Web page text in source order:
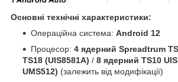
Основні технічні характеристики:
Операційна система: Android 12
Процесор: 4 ядерний Spreadtrum
TS18 (UIS8581A) / 8 ядерний TS10
UMS512) (залежить від модифікації)